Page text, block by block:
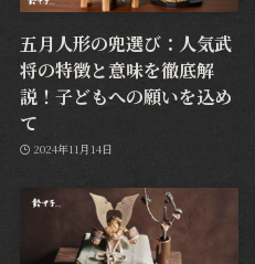
五月人形の兜選び：人気武
将の特徴と意味を徹底解
説！子どもへの願いを込め
て
2024年11月14日